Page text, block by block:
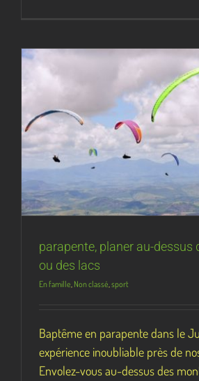
parapente, planer au-dessus
ou des lacs
En famille, Non classé,sport
Baptême en parapente dans le
expérience inoubliable près de
Envolez-vous au-dessus des